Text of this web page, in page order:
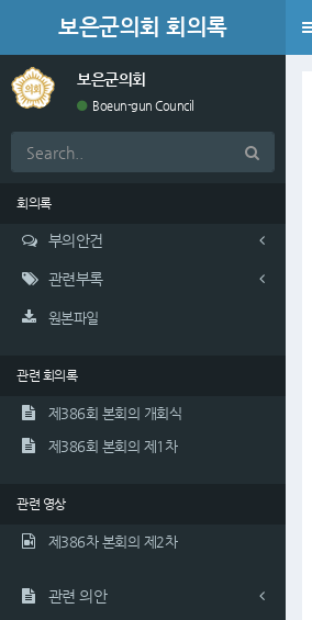
보은군의회 회의록
보은군의회
Boeun-gun Council
회의록
부의안건
관련부록
원본파일
관련 회의록
제386회 본회의 개회식
제386회 본회의 제1차
관련 영상
제386차 본회의 제2차
관련 의안